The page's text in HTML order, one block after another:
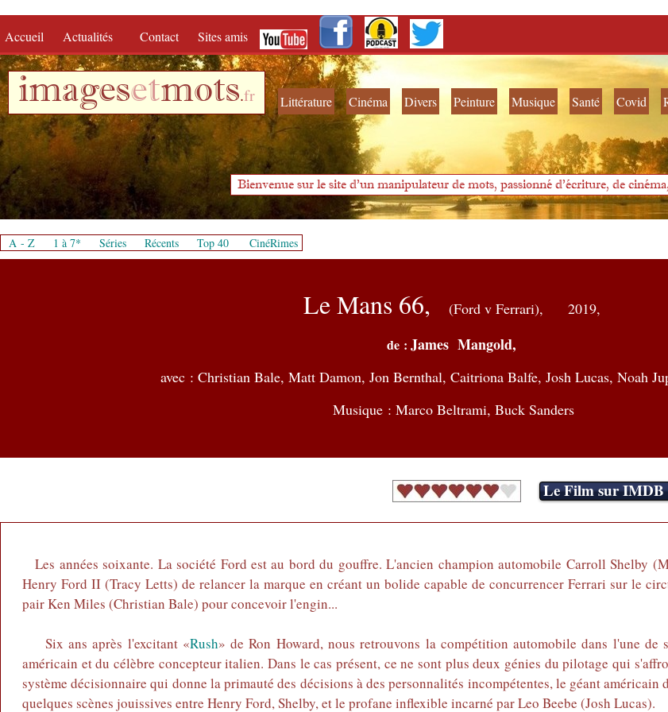
Accueil Actualités Contact Sites amis
imagesetmots.fr Littérature Cinéma Divers Peinture Musique Santé Covid
Bienvenue sur le site d'un manipulateur de mots, passionné d'écriture, de
A - Z 1 à 7* Séries Récents Top 40 CinéRimes
Le Mans 66, (Ford v Ferrari), 2019,
de :James Mangold,
avec : Christian Bale, Matt Damon, Jon Bernthal, Caitriona Balfe, Josh Lucas, Noah
Musique : Marco Beltrami, Buck Sanders
Le Film sur IMDB
Les années soixante. La société Ford est au bord du gouffre. L'ancien champion automobile Carroll Shelby
Henry Ford II (Tracy Letts) de relancer la marque en créant un bolide capable de concurrencer Ferrari sur le
pair Ken Miles (Christian Bale) pour concevoir l'engin...
Six ans après l'excitant «Rush» de Ron Howard, nous retrouvons la compétition automobile dans l'une de
américain et du célèbre concepteur italien. Dans le cas présent, ce ne sont plus deux génies du pilotage qui
système décisionnaire qui donne la primauté des décisions à des personnalités incompétentes, le géant
quelques scènes jouissives entre Henry Ford, Shelby, et le profane inflexible incarné par Leo Beebe (Josh Lucas).